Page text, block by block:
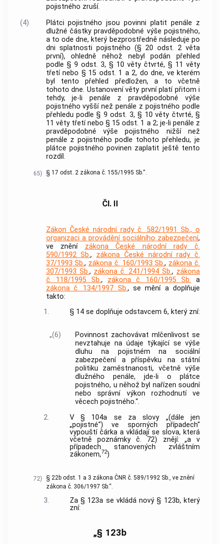
pojistného zruší.
(4)
Plátci pojistného jsou povinni platit penále z
dlužné částky pravděpodobné výše pojistného,
a to ode dne, který bezprostředně následuje po
dni splatnosti pojistného (§ 20 odst. 2 věta
první), ohledně něhož nebyl podán přehled
podle § 9 odst. 3, § 10 věty čtvrté, § 11 věty
třetí nebo § 15 odst. 1 a 2, do dne, ve kterém
byl tento přehled předložen, a to včetně
tohoto dne. Ustanovení věty první platí přitom i
tehdy, je-li penále z pravděpodobné výše
pojistného vyšší než penále z pojistného podle
přehledu podle § 9 odst. 3, § 10 věty čtvrté, §
11 věty třetí nebo § 15 odst. 1 a 2; je-li penále z
pravděpodobné výše pojistného nižší než
penále z pojistného podle tohoto přehledu, je
plátce pojistného povinen zaplatit ještě tento
rozdíl.
65) § 17 odst. 2 zákona č. 155/1995 Sb.“.
Čl. II
Zákon České národní rady č. 582/1991 Sb., o
organizaci a provádění sociálního zabezpečení,
ve znění zákona České národní rady č.
590/1992 Sb., zákona České národní rady č.
37/1993 Sb., zákona č. 160/1993 Sb., zákona č.
307/1993 Sb., zákona č. 241/1994 Sb., zákona
č. 118/1995 Sb., zákona č. 160/1995 Sb. a
zákona č. 134/1997 Sb., se mění a doplňuje
takto:
1.
§ 14 se doplňuje odstavcem 6, který zní:
„(6)
Povinnost zachovávat mlčenlivost se
nevztahuje na údaje týkající se výše
dluhu na pojistném na sociální
zabezpečení a příspěvku na státní
politiku zaměstnanosti, včetně výše
dlužného penále, jde-li o plátce
pojistného, u něhož byl nařízen soudní
nebo správní výkon rozhodnutí ve
věcech pojistného.“.
2.
V § 104a se za slovy „(dále jen
„pojistné“) ve sporných případech“
vypouští čárka a vkládají se slova, která
včetně poznámky č. 72) znějí: „a v
případech stanovených zvláštním
zákonem,72)
72)
§ 22b odst. 1 a 3 zákona ČNR č. 589/1992 Sb., ve znění
zákona č. 306/1997 Sb.“.
3.
Za § 123a se vkládá nový § 123b, který
zní:
„§ 123b